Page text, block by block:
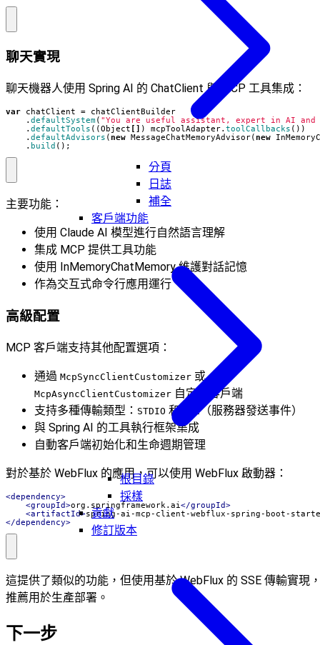
分頁
日誌
補全
客戶端功能
根目錄
採樣
貢獻
修訂版本
聊天實現
聊天機器人使用 Spring AI 的 ChatClient 與 MCP 工具集成：
var chatClient =
chatClientBuilder
. defaultSystem( "You are useful assistant, expert in AI and
. defaultTools ((Object [] ) mcpToolAdapter. toolCallbacks ())
. defaultAdvisors ( new MessageChatMemoryAdvisor( new
. build ();
主要功能：
使用 Claude AI 模型進行自然語言理解
集成 MCP 提供工具功能
使用 InMemoryChatMemory 維護對話記憶
作為交互式命令行應用運行
高級配置
MCP 客戶端支持其他配置選項：
通過 McpSyncClientCustomizer 或
McpAsyncClientCustomizer 自定義客戶端
支持多種傳輸類型： STDIO 和 SSE（服務器發送事件）
與 Spring AI 的工具執行框架集成
自動客戶端初始化和生命週期管理
對於基於 WebFlux 的應用，可以使用 WebFlux 啟動器：
<dependency>
<groupId>org.springframework.ai </groupId>
<artifactId>spring-ai-mcp-client-webflux-spring-boot-
</dependency>
這提供了類似的功能，但使用基於 WebFlux 的 SSE 傳輸實現
推薦用於生產部署。
下一步